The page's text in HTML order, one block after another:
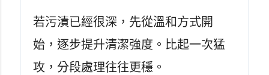
若污漬已經很深，先從溫和方式開
始，逐步提升清潔強度。比起一次猛
攻，分段處理往往更穩。